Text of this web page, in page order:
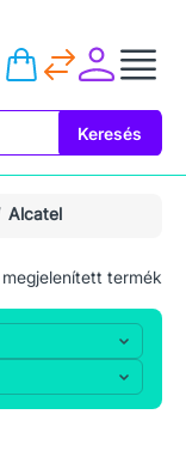
Keresés
Alcatel
megjelenített termék